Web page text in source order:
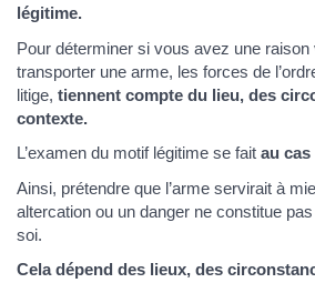
légitime.
Pour déterminer si vous avez une raison
transporter une arme, les forces de
litige, tiennent compte du lieu, des
contexte.
L’examen du motif légitime se fait au cas
Ainsi, prétendre que l’arme servirait à
altercation ou un danger ne constitue
soi.
Cela dépend des lieux, des